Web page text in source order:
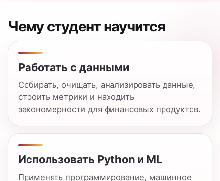
Понимать финансовый продукт
Связывать техническое решение с
клиентским опытом, бизнес-метриками и
экономикой цифрового сервиса.
Учебный план простым
языком